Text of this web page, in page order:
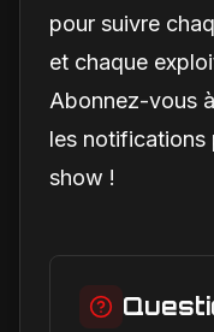
pour suivre
et chaque
Abonnez-vous
les notifications
show !